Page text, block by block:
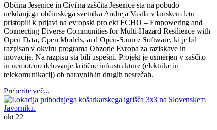
Občina Jesenice in Civilna zaščita Jesenice sta na pobudo
nekdanjega občinskega svetnika Andreja Vastla v lanskem letu
pristopili k prijavi na evropski projekt ECHO – Empowering and
Connecting Diverse Communities for Multi-Hazard Resilience with
Open Data, Open Models, and Open-Source Software, ki je bil
razpisan v okviru programa Obzorje Evropa za raziskave in
inovacije. Na razpisu sta bili uspešni. Projekt je usmerjen v zaščito
in nemoteno delovanje kritične infrastrukture (elektrike in
telekomunikacij) ob naravnih in drugih nesrečah.
Preberite več...
okt 22